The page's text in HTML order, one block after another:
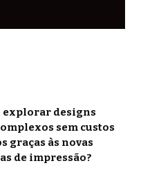
explorar designs
sem custos
graças às novas
de impressão?